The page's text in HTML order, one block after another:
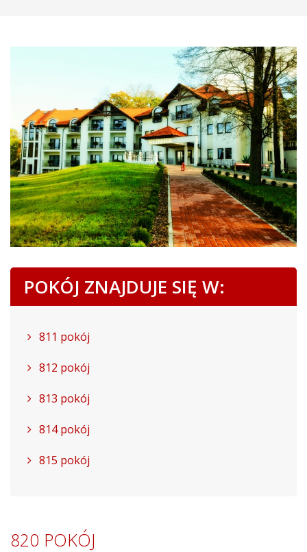
POKÓJ ZNAJDUJE SIĘ W:
811 pokój
812 pokój
813 pokój
814 pokój
815 pokój
820 POKÓJ